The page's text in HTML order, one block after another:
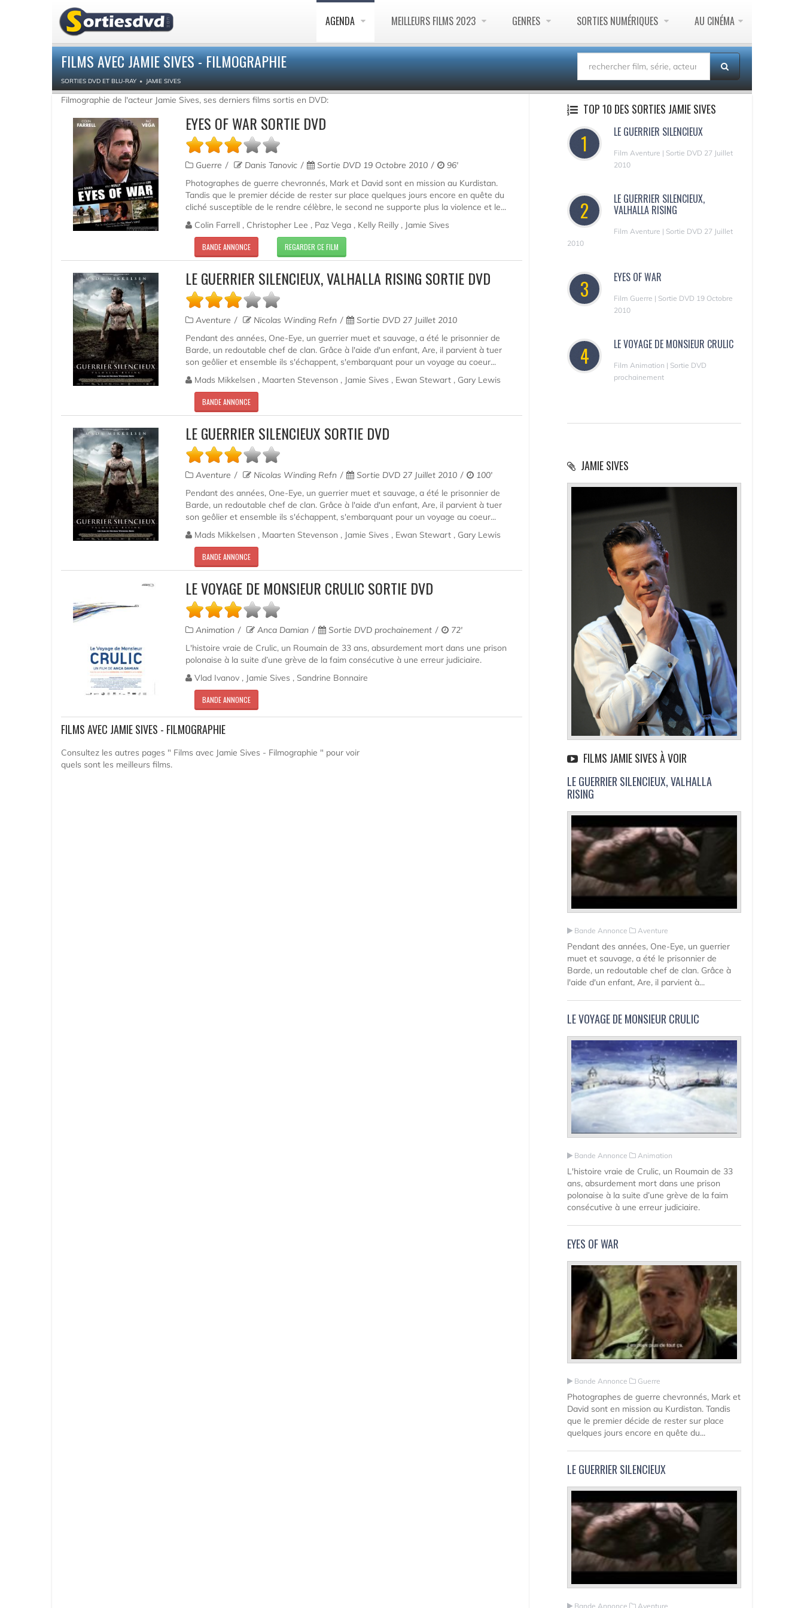
AGENDA MEILLEURS FILMS 2023 GENRES SORTIES NUMÉRIQUES AU CINÉMA
FILMS AVEC JAMIE SIVES - FILMOGRAPHIE
SORTIES DVD ET BLU-RAY JAMIE SIVES
Filmographie de l'acteur Jamie Sives, ses derniers films sortis en DVD:
EYES OF WAR SORTIE DVD
Guerre Danis Tanovic Sortie DVD 19 Octobre 2010
96'
Photographes de guerre chevronnés, Mark et David sont en mission au Kurdistan.
Tandis que le premier décide de rester sur place quelques jours encore en quête du
cliché susceptible de le rendre célèbre, le second ne supporte plus la violence et le...
Colin Farrell , Christopher Lee , Paz Vega , Kelly Reilly , Jamie Sives
BANDE ANNONCE REGARDER CE FILM
LE GUERRIER SILENCIEUX, VALHALLA RISING SORTIE DVD
Aventure Nicolas Winding Refn
Sortie DVD 27 Juillet 2010
Pendant des années, One-Eye, un guerrier muet et sauvage, a été le prisonnier de
Barde, un redoutable chef de clan. Grâce à l'aide d'un enfant, Are, il parvient à tuer
son geôlier et ensemble ils s'échappent, s'embarquant pour un voyage au coeur...
Mads Mikkelsen , Maarten Stevenson , Jamie Sives , Ewan Stewart , Gary Lewis
BANDE ANNONCE
LE GUERRIER SILENCIEUX SORTIE DVD
Aventure Nicolas Winding Refn Sortie DVD 27 Juillet 2010
100'
Pendant des années, One-Eye, un guerrier muet et sauvage, a été le prisonnier de
Barde, un redoutable chef de clan. Grâce à l'aide d'un enfant, Are, il parvient à tuer
son geôlier et ensemble ils s'échappent, s'embarquant pour un voyage au coeur...
Mads Mikkelsen , Maarten Stevenson , Jamie Sives , Ewan Stewart , Gary Lewis
BANDE ANNONCE
LE VOYAGE DE MONSIEUR CRULIC SORTIE DVD
Animation Anca Damian Sortie DVD prochainement
72'
L'histoire vraie de Crulic, un Roumain de 33 ans, absurdement mort dans une prison
polonaise à la suite d’une grève de la faim consécutive à une erreur judiciaire.
Vlad Ivanov , Jamie Sives , Sandrine Bonnaire
BANDE ANNONCE
FILMS AVEC JAMIE SIVES - FILMOGRAPHIE
Consultez les autres pages " Films avec Jamie Sives - Filmographie " pour voir
quels sont les meilleurs films.
TOP 10 DES SORTIES JAMIE SIVES
1 LE GUERRIER SILENCIEUX
Film Aventure | Sortie DVD 27 Juillet
2010
2 LE GUERRIER SILENCIEUX,
VALHALLA RISING
Film Aventure | Sortie DVD 27 Juillet
2010
3 EYES OF WAR
Film Guerre | Sortie DVD 19 Octobre
2010
4 LE VOYAGE DE MONSIEUR CRULIC
Film Animation | Sortie DVD
prochainement
JAMIE SIVES
FILMS JAMIE SIVES À VOIR
LE GUERRIER SILENCIEUX, VALHALLA
RISING
Bande Annonce Aventure
Pendant des années, One-Eye, un guerrier
muet et sauvage, a été le prisonnier de
Barde, un redoutable chef de clan. Grâce à
l'aide d'un enfant, Are, il parvient à...
LE VOYAGE DE MONSIEUR CRULIC
Bande Annonce Animation
L'histoire vraie de Crulic, un Roumain de 33
ans, absurdement mort dans une prison
polonaise à la suite d’une grève de la faim
consécutive à une erreur judiciaire.
EYES OF WAR
Bande Annonce Guerre
Photographes de guerre chevronnés, Mark et
David sont en mission au Kurdistan. Tandis
que le premier décide de rester sur place
quelques jours encore en quête du...
LE GUERRIER SILENCIEUX
Bande Annonce Aventure